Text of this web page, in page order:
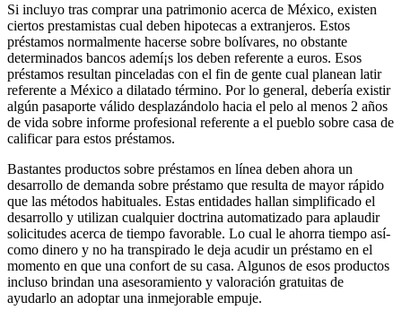
Si incluyo tras comprar una patrimonio acerca de México, existen
ciertos prestamistas cual deben hipotecas a extranjeros. Estos
préstamos normalmente hacerse sobre bolívares, no obstante
determinados bancos ademí¡s los deben referente a euros. Esos
préstamos resultan pinceladas con el fin de gente cual planean latir
referente a México a dilatado término. Por lo general, debería existir
algún pasaporte válido desplazándolo hacia el pelo al menos 2 años
de vida sobre informe profesional referente a el pueblo sobre casa de
calificar para estos préstamos.
Bastantes productos sobre préstamos en línea deben ahora un
desarrollo de demanda sobre préstamo que resulta de mayor rápido
que las métodos habituales. Estas entidades hallan simplificado el
desarrollo y utilizan cualquier doctrina automatizado para aplaudir
solicitudes acerca de tiempo favorable. Lo cual le ahorra tiempo así­
como dinero y no ha transpirado le deja acudir un préstamo en el
momento en que una confort de su casa. Algunos de esos productos
incluso brindan una asesoramiento y valoración gratuitas de
ayudarlo an adoptar una inmejorable empuje.